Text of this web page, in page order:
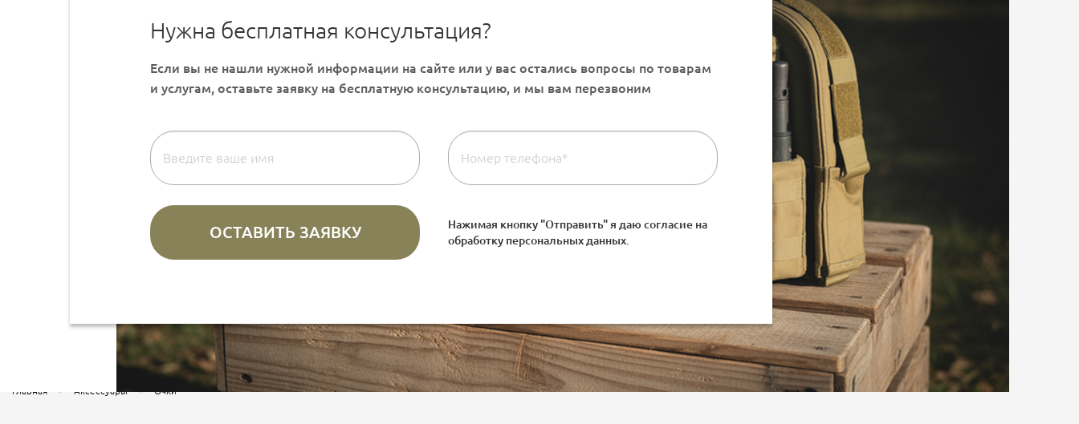
Нужна бесплатная консультация?
Нажимая кнопку "Отправить" я даю согласие на
обработку персональных данных
Главная Аксессуары Очки